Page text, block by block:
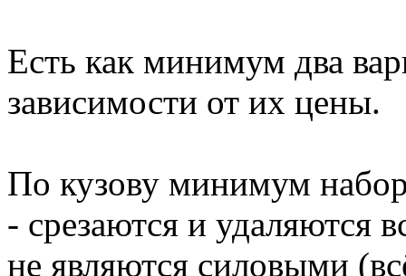
Есть как минимум два
зависимости от их цены.
По кузову минимум
- срезаются и удаляются
не являются силовыми